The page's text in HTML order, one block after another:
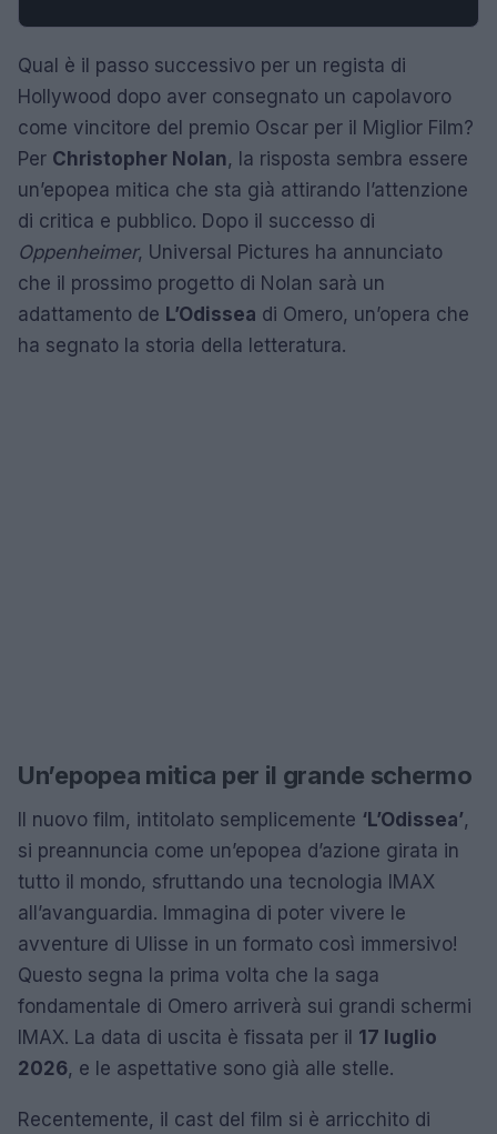
Qual è il passo successivo per un regista di
Hollywood dopo aver consegnato un capolavoro
come vincitore del premio Oscar per il Miglior Film?
Per Christopher Nolan, la risposta sembra essere
un’epopea mitica che sta già attirando l’attenzione
di critica e pubblico. Dopo il successo di
Oppenheimer, Universal Pictures ha annunciato
che il prossimo progetto di Nolan sarà un
adattamento de L’Odissea di Omero, un’opera che
ha segnato la storia della letteratura.
Un’epopea mitica per il grande schermo
Il nuovo film, intitolato semplicemente ‘L’Odissea’,
si preannuncia come un’epopea d’azione girata in
tutto il mondo, sfruttando una tecnologia IMAX
all’avanguardia. Immagina di poter vivere le
avventure di Ulisse in un formato così immersivo!
Questo segna la prima volta che la saga
fondamentale di Omero arriverà sui grandi schermi
IMAX. La data di uscita è fissata per il 17 luglio
2026, e le aspettative sono già alle stelle.
Recentemente, il cast del film si è arricchito di